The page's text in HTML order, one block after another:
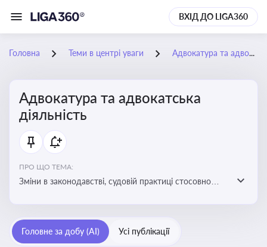
ВХІД ДО LIGA360
Головна Теми в центрі уваги Адвокатура та адвокатська діяльність
Адвокатура та адвокатська
діяльність
ПРО ЩО ТЕМА:
Зміни в законодавстві, судовій практиці стосовно
Головне за добу (AI) Усі публікації